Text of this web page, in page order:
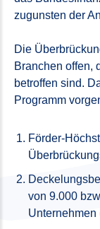
zugunsten der
Die
Branchen offen,
betroffen sind.
Programm
Förder-
von 9.000
Unternehmen